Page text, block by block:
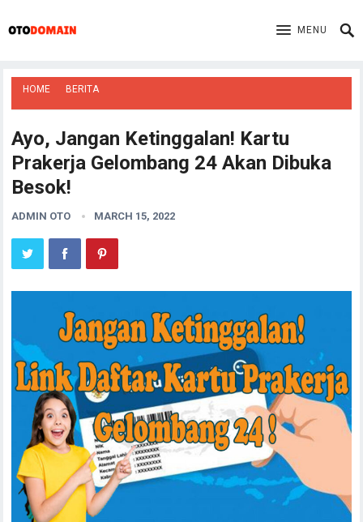
MENU
HOME BERITA
Ayo, Jangan Ketinggalan! Kartu
Prakerja Gelombang 24 Akan Dibuka
Besok!
ADMIN OTO MARCH 15, 2022